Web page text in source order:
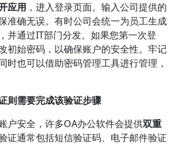
应用 ，进入登录页面。输入公司提供的
准确无误。有时公司会统一为员工生成
并通过IT部门分发。如果您第一次登
初始密码，以确保账户的安全性。牢记
时也可以借助密码管理工具进行管理，
则需要完成该验证步骤
户安全，许多OA办公软件会提供双重
证通常包括短信验证码、电子邮件验证